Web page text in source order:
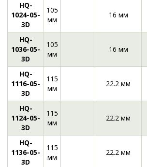
HQ-
1024-05-
3D
105
мм
16 мм
HQ-
1036-05-
3D
105
мм
16 мм
HQ-
1116-05-
3D
115
мм
22.2 мм
HQ-
1124-05-
3D
115
мм
22.2 мм
HQ-
1136-05-
3D
115
мм
22.2 мм